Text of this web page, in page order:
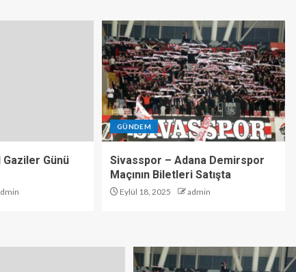
Gaziler Günü
GÜNDEM
Sivasspor – Adana Demirspor
Maçının Biletleri Satışta
Eylül 18, 2025 admin